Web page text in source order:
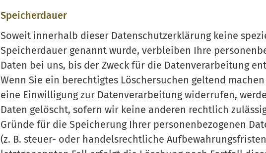
Speicherdauer
Soweit innerhalb dieser Datenschutzerklärung keine
Speicherdauer genannt wurde, verbleiben Ihre
Daten bei uns, bis der Zweck für die Datenverarbeitung
Wenn Sie ein berechtigtes Löschersuchen geltend
eine Einwilligung zur Datenverarbeitung widerrufen,
Daten gelöscht, sofern wir keine anderen rechtlich
Gründe für die Speicherung Ihrer personenbezogenen
(z. B. steuer- oder handelsrechtliche